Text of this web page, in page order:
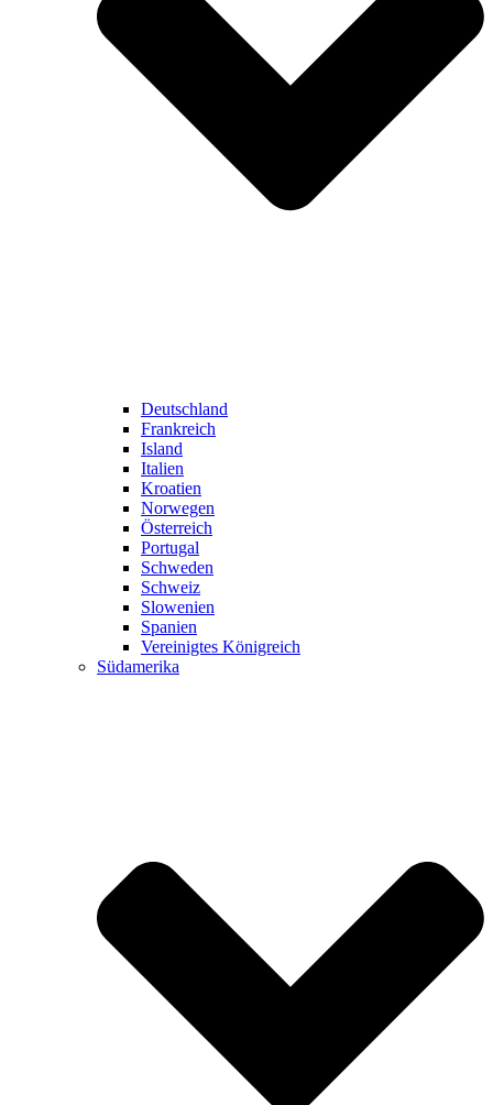
Deutschland
Frankreich
Island
Italien
Kroatien
Norwegen
Österreich
Portugal
Schweden
Schweiz
Slowenien
Spanien
Vereinigtes Königreich
Südamerika